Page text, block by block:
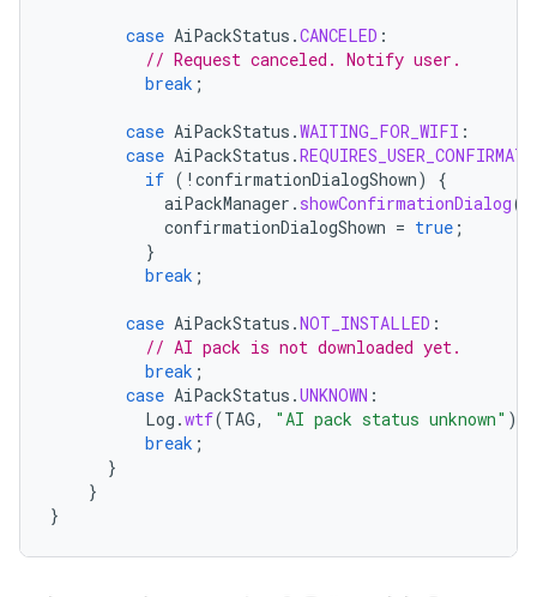
case AiPackStatus .CANCELED :
// Request canceled. Notify user.
break ;
case AiPackStatus .WAITING_FOR_WIFI :
case AiPackStatus .
if ( ! confirmationDialogShown)
{
aiPackManager . showConfirmationDialog(
confirmationDialogShown = true ;
}
break ;
case AiPackStatus .NOT_INSTALLED :
// AI pack is not downloaded yet.
break ;
case AiPackStatus .UNKNOWN :
Log .wtf(TAG, "AI pack status unknown" )
break ;
}
}
}